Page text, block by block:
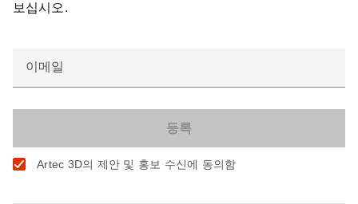
보십시오.
이메일
Artec 3D의 제안 및 홍보 수신에 동의함